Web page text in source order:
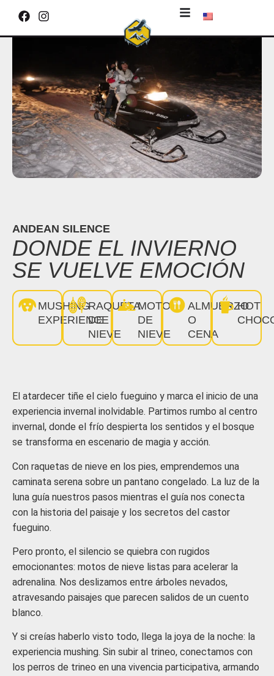
ANDEAN SILENCE
DONDE EL INVIERNO
SE VUELVE EMOCIÓN
MUSHING
EXPERIENCE
RAQUETA
DE
NIEVE
MOTO
DE
NIEVE
ALMUERZO
O
CENA
HOT
El atardecer tiñe el cielo fueguino y marca el inicio de una
experiencia invernal inolvidable. Partimos rumbo al centro
invernal, donde el frío despierta los sentidos y el bosque
se transforma en escenario de magia y acción.
Con raquetas de nieve en los pies, emprendemos una
caminata serena sobre un pantano congelado. La luz de la
luna guía nuestros pasos mientras el guía nos conecta
con la historia del paisaje y los secretos del castor
fueguino.
Pero pronto, el silencio se quiebra con rugidos
emocionantes: motos de nieve listas para acelerar la
adrenalina. Nos deslizamos entre árboles nevados,
atravesando paisajes que parecen salidos de un cuento
blanco.
Y si creías haberlo visto todo, llega la joya de la noche: la
experiencia mushing. Sin subir al trineo, conectamos con
los perros de trineo en una vivencia participativa, armando